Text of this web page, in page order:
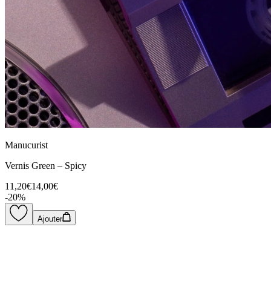
Manucurist
Vernis Green – Spicy
11,20€14,00€
-20%
Ajouter